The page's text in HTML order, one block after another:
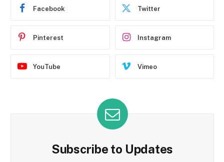
Facebook Twitter
Pinterest Instagram
YouTube Vimeo
Subscribe to Updates